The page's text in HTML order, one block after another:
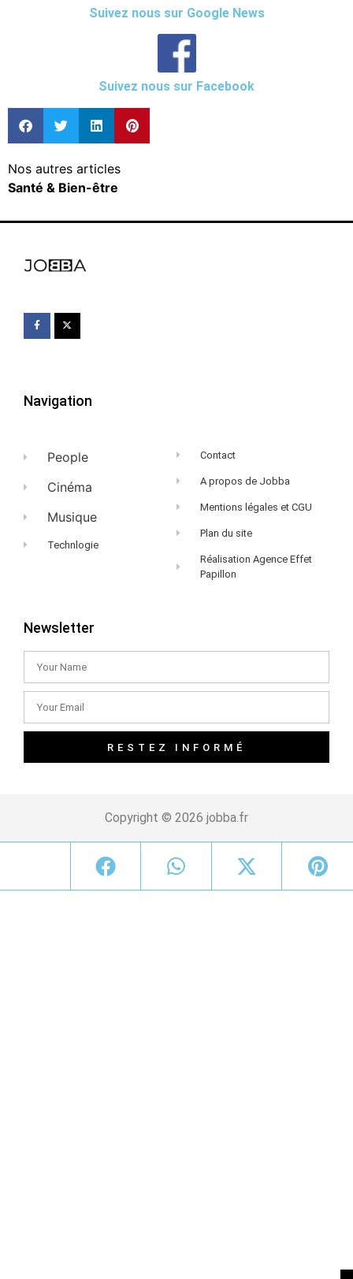
Suivez nous sur Google News
Suivez nous sur Facebook
Nos autres articles
Santé & Bien-être
Navigation
People
Cinéma
Musique
Technlogie
Contact
A propos de Jobba
Mentions légales et CGU
Plan du site
Réalisation Agence Effet
Papillon
Newsletter
RESTEZ INFORMÉ
Copyright © 2026 jobba.fr